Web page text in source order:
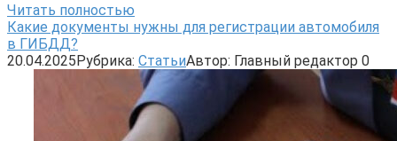
Читать полностью
Какие документы нужны для регистрации автомобиля
в ГИБДД?
20.04.2025Рубрика: СтатьиАвтор: Главный редактор 0